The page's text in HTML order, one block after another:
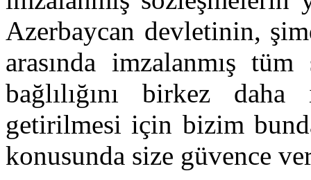
Azerbaycan devletinin,
arasında imzalanmış
bağlılığını birkez
getirilmesi için bizim
konusunda size güvence